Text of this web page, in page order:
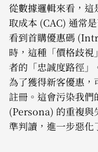
從數據邏輯來看，
取成本 (CAC) 通常
看到首購優惠碼
時，這種「價格歧
者的「忠誠度路徑
為了獲得新客優惠
註冊。這會污染我
(Persona) 的重複與
準判讀，進一步惡化